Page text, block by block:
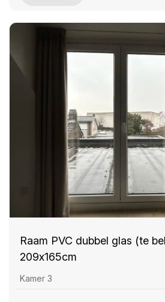
Raam PVC dubbel glas (te
209x165cm
Kamer 3